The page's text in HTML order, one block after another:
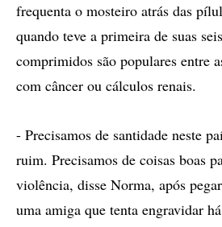
frequenta o mosteiro atrás das
quando teve a primeira de suas
comprimidos são populares entre
com câncer ou cálculos renais.
- Precisamos de santidade neste
ruim. Precisamos de coisas boas
violência, disse Norma, após
uma amiga que tenta engravidar